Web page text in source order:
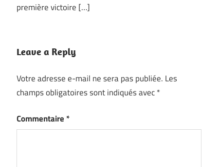
première victoire […]
Leave a Reply
Votre adresse e-mail ne sera pas publiée. Les
champs obligatoires sont indiqués avec*
Commentaire *